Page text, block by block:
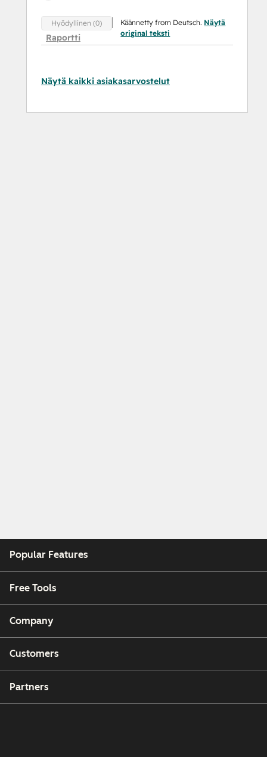
Hyödyllinen (0)
Raportti
Käännetty from Deutsch. Näytä
original teksti
Näytä kaikki asiakasarvostelut
Popular Features
Free Tools
Company
Customers
Partners